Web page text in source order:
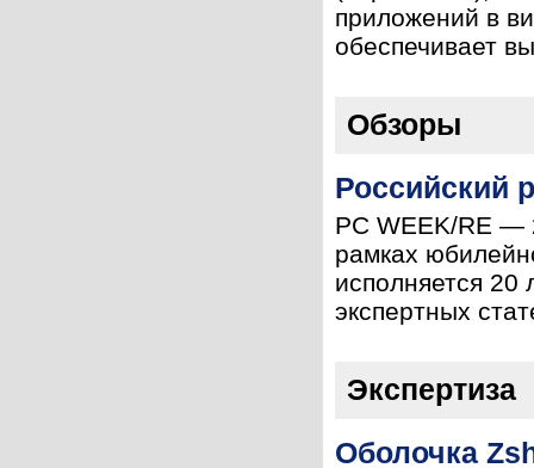
приложений в
обеспечивает
Обзоры
Российский
PC WEEK/RE —
рамках
исполняется
экспертных
Экспертиза
Оболочка